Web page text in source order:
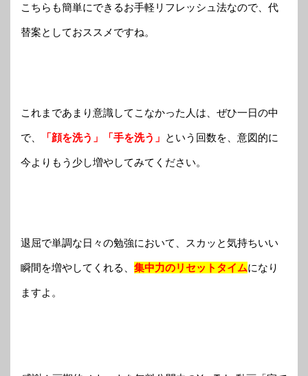
こちらも簡単にできるお手軽リフレッシュ法なので、代
替案としておススメですね。
これまであまり意識してこなかった人は、ぜひ一日の中
で、 「顔を洗う」「手を洗う」 という回数を、意図的に
今よりもう少し増やしてみてください。
退屈で単調な日々の勉強において、スカッと気持ちいい
瞬間を増やしてくれる、 集中力のリセットタイムになり
ますよ。